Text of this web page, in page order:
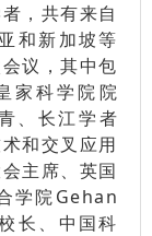
，共有来自
和新加坡等
议，其中包
家科学院院
、长江学者
和交叉应用
主席、英国
学院Gehan
长、中国科